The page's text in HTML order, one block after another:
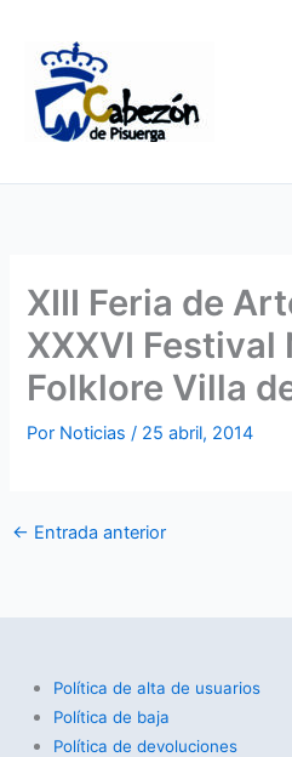
contenido
XIII Feria de
XXXVI Festival
Folklore Villa
Por Noticias/ 25 abril, 2014
← Entrada anterior
Política de alta de usuarios
Política de baja
Política de devoluciones